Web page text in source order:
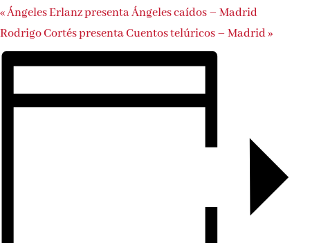
«Ángeles Erlanz presenta Ángeles caídos – Madrid
Rodrigo Cortés presenta Cuentos telúricos – Madrid»